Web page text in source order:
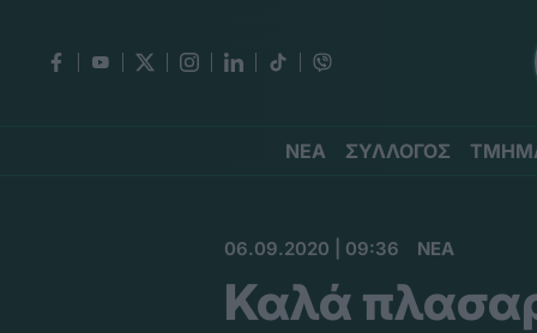
ΝΕΑ ΣΥΛΛΟΓΟΣ
06.09.2020 | 09:36 ΝΕΑ
Καλά